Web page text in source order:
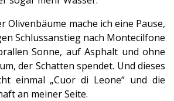
Olivenbäume mache ich eine Pause,
Schlussanstieg nach Montecilfone
Sonne, auf Asphalt und ohne
der Schatten spendet. Und dieses
einmal „Cuor di Leone“ und die
an meiner Seite.